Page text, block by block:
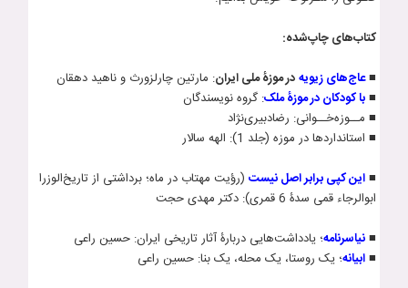
کتاب‌های چاپ‌شده:
■عاج‌های زيويهدر موزۀ ملی ايران: مارتين چارلزورث و ناهيد دهقان
■با کودکان در موزۀ ملک: گروه نویسندگان
■ مــوزه‌خــوانی: رضادبیری­‌نژاد
■ استانداردها در موزه (جلد 1): الهه سالار
■این کپی برابر اصل نیست(رؤیت مهتاب در ماه؛ برداشتی از تاریخ­‌الوزرا
ابوالرجاء قمی سدۀ 6 قمری): دکتر مهدی حجت
■نياسرنامه؛ يادداشت‌هايی دربارۀ آثار تاريخی ايران: حسين راعی
■ابيانه؛ يک روستا، يک محله، يک بنا: حسين راعی